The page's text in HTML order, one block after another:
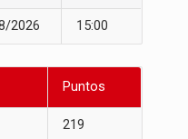
2026 15:00
Puntos
219